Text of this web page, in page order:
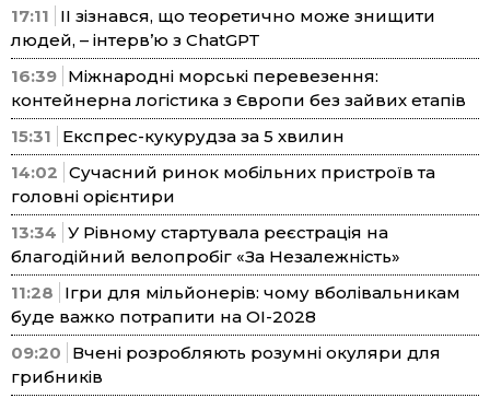
17:11
ІІ зізнався, що теоретично може знищити
людей, – інтерв’ю з ChatGPT
16:39 Міжнародні морські перевезення:
контейнерна логістика з Європи без зайвих етапів
15:31
Експрес-кукурудза за 5 хвилин
14:02 Сучасний ринок мобільних пристроїв та
головні орієнтири
13:34 У Рівному стартувала реєстрація на
благодійний велопробіг «За Незалежність»
11:28
Ігри для мільйонерів: чому вболівальникам
буде важко потрапити на ОІ-2028
09:20
Вчені розробляють розумні окуляри для
грибників